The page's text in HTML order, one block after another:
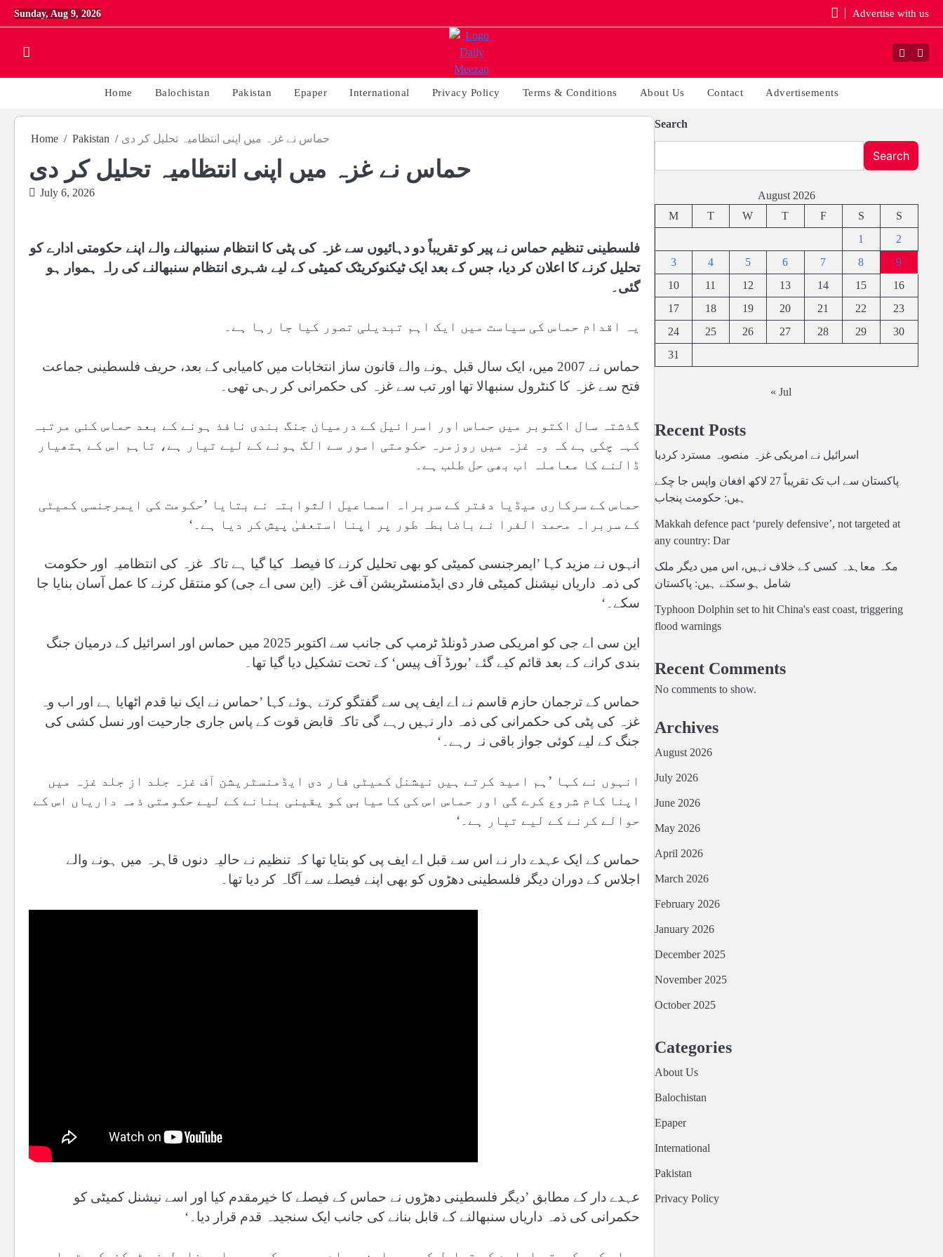
Skip
to
Sunday, Aug 9, 2026 Advertise with us
Facebook
Home Balochistan Pakistan Epaper International Privacy Policy Terms & Conditions About Us Contact Advertisements
Home Pakistan حماس نے غزہ میں اپنی انتظامیہ تحلیل کر دی
حماس نے غزہ میں اپنی انتظامیہ تحلیل کر دی
July 6, 2026
فلسطینی تنظیم حماس نے پیر کو تقریباً دو دہائیوں سے غزہ کی پٹی کا انتظام سنبھالنے والے اپنے حکومتی ادارے کو
تحلیل کرنے کا اعلان کر دیا، جس کے بعد ایک ٹیکنوکریٹک کمیٹی کے لیے شہری انتظام سنبھالنے کی راہ ہموار ہو
گئی۔
یہ اقدام حماس کی سیاست میں ایک اہم تبدیلی تصور کیا جا رہا ہے۔
حماس نے 2007 میں، ایک سال قبل ہونے والے قانون ساز انتخابات میں کامیابی کے بعد، حریف فلسطینی جماعت
فتح سے غزہ کا کنٹرول سنبھالا تھا اور تب سے غزہ کی حکمرانی کر رہی تھی۔
گذشتہ سال اکتوبر میں حماس اور اسرائیل کے درمیان جنگ بندی نافذ ہونے کے بعد حماس کئی مرتبہ
کہہ چکی ہے کہ وہ غزہ میں روزمرہ حکومتی امور سے الگ ہونے کے لیے تیار ہے، تاہم اس کے ہتھیار
ڈالنے کا معاملہ اب بھی حل طلب ہے۔
حماس کے سرکاری میڈیا دفتر کے سربراہ اسماعیل الثوابتہ نے بتایا ’حکومت کی ایمرجنسی کمیٹی
کے سربراہ محمد الفرا نے باضابطہ طور پر اپنا استعفیٰ پیش کر دیا ہے۔‘
انہوں نے مزید کہا ’ایمرجنسی کمیٹی کو بھی تحلیل کرنے کا فیصلہ کیا گیا ہے تاکہ غزہ کی انتظامیہ اور حکومت
کی ذمہ داریاں نیشنل کمیٹی فار دی ایڈمنسٹریشن آف غزہ (این سی اے جی) کو منتقل کرنے کا عمل آسان بنایا جا
سکے۔‘
این سی اے جی کو امریکی صدر ڈونلڈ ٹرمپ کی جانب سے اکتوبر 2025 میں حماس اور اسرائیل کے درمیان جنگ
بندی کرانے کے بعد قائم کیے گئے ’بورڈ آف پیس‘ کے تحت تشکیل دیا گیا تھا۔
حماس کے ترجمان حازم قاسم نے اے ایف پی سے گفتگو کرتے ہوئے کہا ’حماس نے ایک نیا قدم اٹھایا ہے اور اب وہ
غزہ کی پٹی کی حکمرانی کی ذمہ دار نہیں رہے گی تاکہ قابض قوت کے پاس جاری جارحیت اور نسل کشی کی
جنگ کے لیے کوئی جواز باقی نہ رہے۔‘
انہوں نے کہا ’ہم امید کرتے ہیں نیشنل کمیٹی فار دی ایڈمنسٹریشن آف غزہ جلد از جلد غزہ میں
اپنا کام شروع کرے گی اور حماس اس کی کامیابی کو یقینی بنانے کے لیے حکومتی ذمہ داریاں اس کے
حوالے کرنے کے لیے تیار ہے۔‘
حماس کے ایک عہدے دار نے اس سے قبل اے ایف پی کو بتایا تھا کہ تنظیم نے حالیہ دنوں قاہرہ میں ہونے والے
اجلاس کے دوران دیگر فلسطینی دھڑوں کو بھی اپنے فیصلے سے آگاہ کر دیا تھا۔
عہدے دار کے مطابق ’دیگر فلسطینی دھڑوں نے حماس کے فیصلے کا خیرمقدم کیا اور اسے نیشنل کمیٹی کو
حکمرانی کی ذمہ داریاں سنبھالنے کے قابل بنانے کی جانب ایک سنجیدہ قدم قرار دیا۔‘
Search
Search
August 2026
M
T W T F S
S
1
2
3
4 5 6 7 8
9
10
11 12 13 14 15
16
17
18 19 20 21 22
23
24
25 26 27 28 29
30
31
« Jul
Recent Posts
اسرائیل نے امریکی غزہ منصوبہ مسترد کردیا
پاکستان سے اب تک تقریباً 27 لاکھ افغان واپس جا چکے
ہیں: حکومت پنجاب
Makkah defence pact ‘purely defensive’, not targeted at
any country: Dar
مکہ معاہدہ کسی کے خلاف نہیں، اس میں دیگر ملک
شامل ہو سکتے ہیں: پاکستان
Typhoon Dolphin set to hit China's east coast, triggering
flood warnings
Recent Comments
No comments to show.
Archives
August 2026
July 2026
June 2026
May 2026
April 2026
March 2026
February 2026
January 2026
December 2025
November 2025
October 2025
Categories
About Us
Balochistan
Epaper
International
Pakistan
Privacy Policy